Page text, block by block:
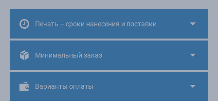
Печать – сроки нанесения и поставки
Минимальный заказ
Варианты оплаты